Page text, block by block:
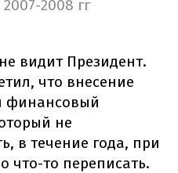
2008 гг
видит Президент.
что внесение
финансовый
не
в течение года, при
что-то переписать.